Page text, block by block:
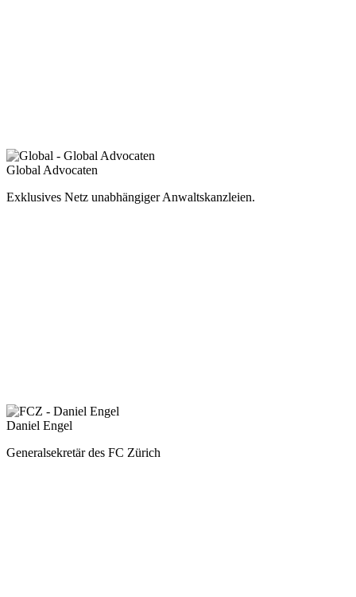
Global Advocaten
Exklusives Netz unabhängiger Anwaltskanzleien.
Daniel Engel
Generalsekretär des FC Zürich